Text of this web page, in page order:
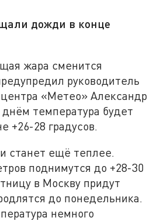
дожди в конце
жара сменится
руководитель
центра «Метео» Александр
температура будет
+26-28 градусов.
станет ещё теплее.
поднимутся до +28-30
в Москву придут
до понедельника.
немного